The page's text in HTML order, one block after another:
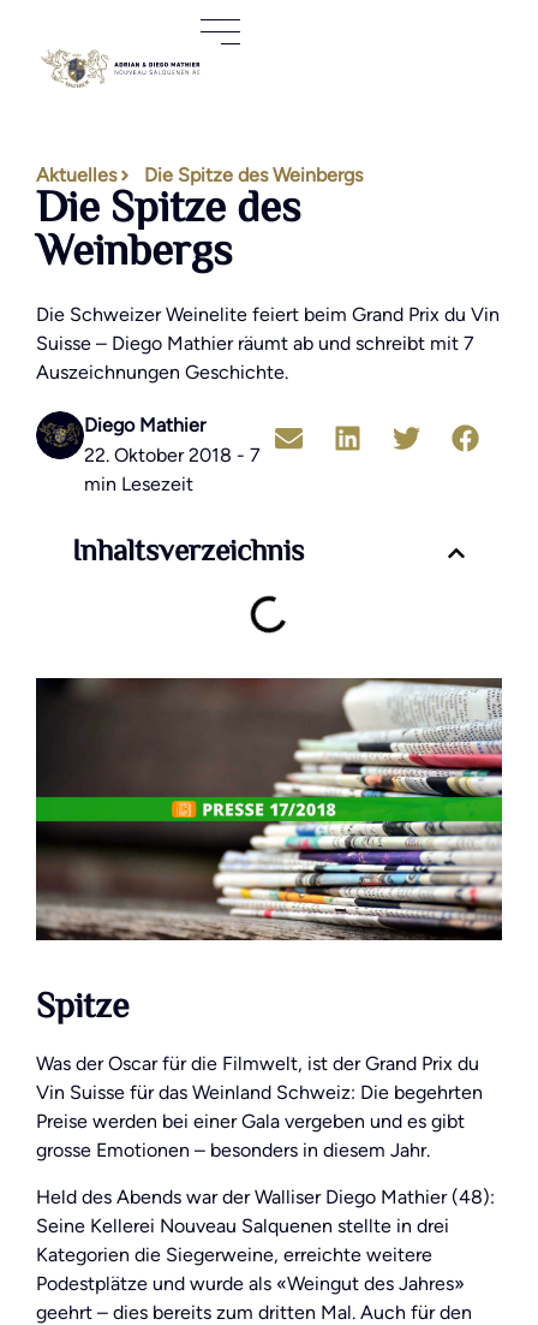
Aktuelles Die Spitze des Weinbergs
Die Spitze des
Weinbergs
Die Schweizer Weinelite feiert beim Grand Prix du Vin
Suisse – Diego Mathier räumt ab und schreibt mit 7
Auszeichnungen Geschichte.
Diego Mathier
22. Oktober 2018 - 7
min Lesezeit
Inhaltsverzeichnis
Spitze
Was der Oscar für die Filmwelt, ist der Grand Prix du
Vin Suisse für das Weinland Schweiz: Die begehrten
Preise werden bei einer Gala vergeben und es gibt
grosse Emotionen – besonders in diesem Jahr.
Held des Abends war der Walliser Diego Mathier (48):
Seine Kellerei Nouveau Salquenen stellte in drei
Kategorien die Siegerweine, erreichte weitere
Podestplätze und wurde als «Weingut des Jahres»
geehrt – dies bereits zum dritten Mal. Auch für den